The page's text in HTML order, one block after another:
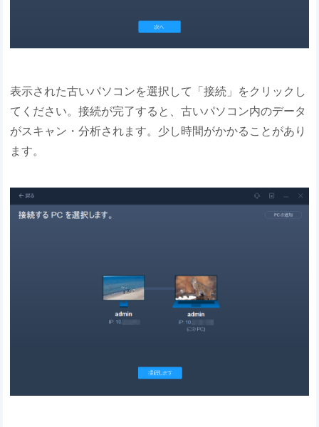
表示された古いパソコンを選択して「接続」をクリックし
てください。接続が完了すると、古いパソコン内のデータ
がスキャン・分析されます。少し時間がかかることがあり
ます。